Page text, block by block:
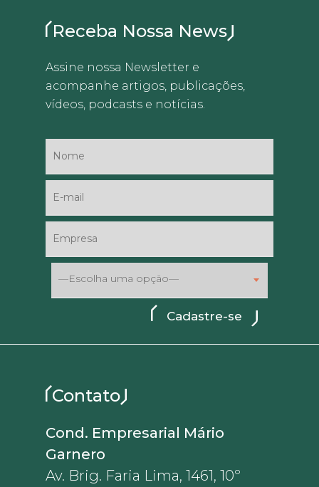
Receba Nossa News
Assine nossa Newsletter e
acompanhe artigos, publicações,
vídeos, podcasts e notícias.
—Escolha uma opção—
Contato
Cond. Empresarial Mário
Garnero
Av. Brig. Faria Lima, 1461, 10º